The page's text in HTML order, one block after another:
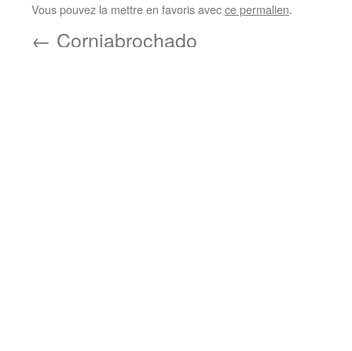
Vous pouvez la mettre en favoris avecce permalien.
← Corniabrochado